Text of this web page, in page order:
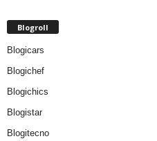
Blogroll
Blogicars
Blogichef
Blogichics
Blogistar
Blogitecno